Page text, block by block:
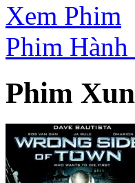
Xem Phim
Phim
Phim